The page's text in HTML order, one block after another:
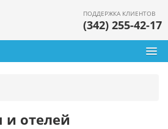
ПОДДЕРЖКА КЛИЕНТОВ
(342) 255-42-17
и отелей